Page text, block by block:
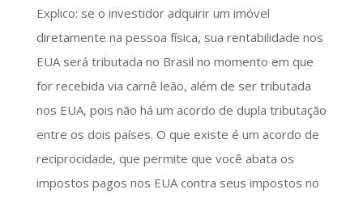
Explico: se o investidor adquirir um imóvel
diretamente na pessoa física, sua rentabilidade nos
EUA será tributada no Brasil no momento em que
for recebida via carnê leão, além de ser tributada
nos EUA, pois não há um acordo de dupla tributação
entre os dois países. O que existe é um acordo de
reciprocidade, que permite que você abata os
impostos pagos nos EUA contra seus impostos no